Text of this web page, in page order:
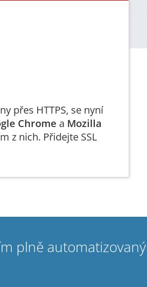
přes HTTPS, se nyní
Chrome a Mozilla
z nich. Přidejte SSL
plně